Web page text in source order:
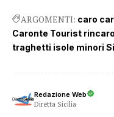
ARGOMENTI: caro
Caronte Tourist
traghetti isole minori
Redazione Web
Diretta Sicilia